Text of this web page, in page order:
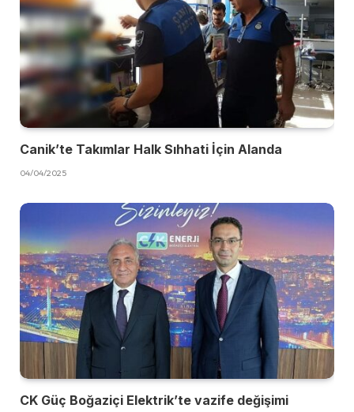
Canik’te Takımlar Halk Sıhhati İçin Alanda
04/04/2025
CK Güç Boğaziçi Elektrik’te vazife değişimi